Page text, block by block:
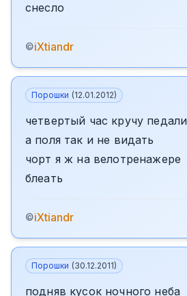
снесло
©iXtiandr
Порошки (12.01.2012)
четвертый час кручу педали
а поля так и не видать
чорт я ж на велотренажере
блеать
©iXtiandr
Порошки (30.12.2011)
подняв кусок ночного неба